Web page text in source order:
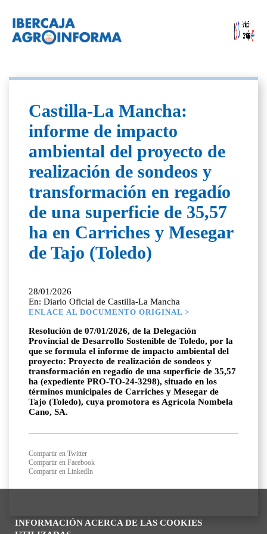
INFORMACIÓN ACERCA DE LAS COOKIES
Castilla-La Mancha:
informe de impacto
ambiental del proyecto de
realización de sondeos y
transformación en regadío
de una superficie de 35,57
ha en Carriches y Mesegar
de Tajo (Toledo)
28/01/2026
En: Diario Oficial de Castilla-La Mancha
ENLACE AL DOCUMENTO ORIGINAL >
Resolución de 07/01/2026, de la Delegación
Provincial de Desarrollo Sostenible de Toledo, por la
que se formula el informe de impacto ambiental del
proyecto: Proyecto de realización de sondeos y
transformación en regadío de una superficie de 35,57
ha (expediente PRO-TO-24-3298), situado en los
términos municipales de Carriches y Mesegar de
Tajo (Toledo), cuya promotora es Agrícola Nombela
Cano, SA.
Compartir en Twitter
Compartir en Facebook
Compartir en LinkedIn